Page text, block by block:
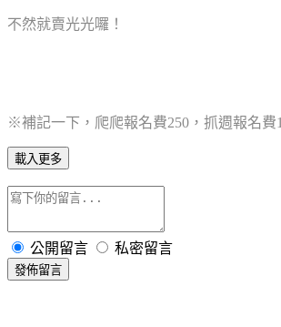
不然就賣光光囉！
※補記一下，爬爬報名費250，抓週報名費
載入更多
公開留言 私密留言
發佈留言